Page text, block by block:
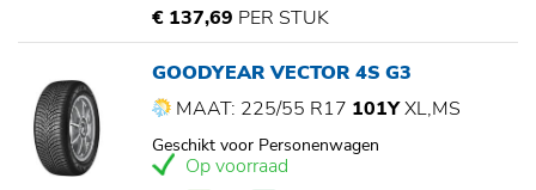
€ 137,69 PER STUK
GOODYEAR VECTOR 4S G3
MAAT: 225/55 R17 101YXL,MS
Geschikt voor Personenwagen
Op voorraad